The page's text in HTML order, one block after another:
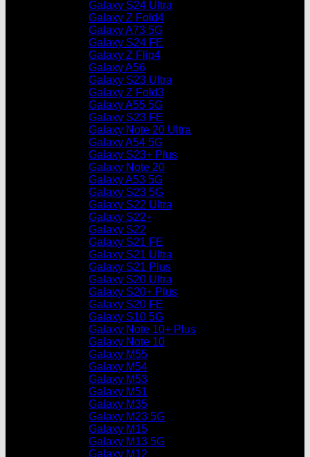
Galaxy S24 Ultra
Galaxy Z Fold4
Galaxy A73 5G
Galaxy S24 FE
Galaxy Z Flip4
Galaxy A56
Galaxy S23 Ultra
Galaxy Z Fold3
Galaxy A55 5G
Galaxy S23 FE
Galaxy Note 20 Ultra
Galaxy A54 5G
Galaxy S23+ Plus
Galaxy Note 20
Galaxy A53 5G
Galaxy S23 5G
Galaxy S22 Ultra
Galaxy S22+
Galaxy S22
Galaxy S21 FE
Galaxy S21 Ultra
Galaxy S21 Plus
Galaxy S20 Ultra
Galaxy S20+ Plus
Galaxy S20 FE
Galaxy S10 5G
Galaxy Note 10+ Plus
Galaxy Note 10
Galaxy M55
Galaxy M54
Galaxy M53
Galaxy M51
Galaxy M35
Galaxy M23 5G
Galaxy M15
Galaxy M13 5G
Galaxy M12